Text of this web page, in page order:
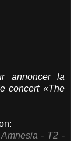
annoncer la
concert «The
Amnesia - T2 -